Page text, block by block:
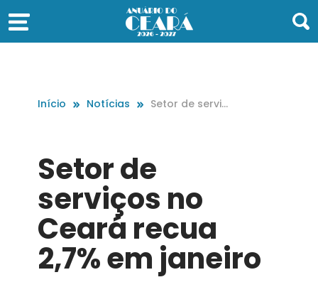
Início Notícias
Setor de serviç
Setor de
serviços no
Ceará recua
2,7% em janeiro